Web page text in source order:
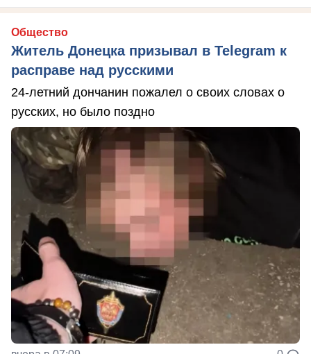
Общество
Житель Донецка призывал в Telegram к
расправе над русскими
24-летний дончанин пожалел о своих словах о
русских, но было поздно